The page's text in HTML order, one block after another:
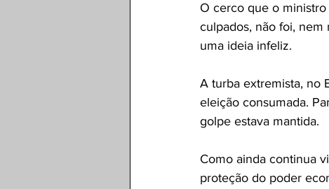
O cerco que o
culpados, não foi,
uma ideia infeliz.
A turba extremista, no
eleição consumada.
golpe estava mantida.
Como ainda continua
proteção do poder